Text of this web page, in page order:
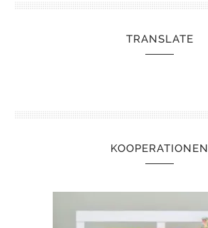
TRANSLATE
KOOPERATIONEN